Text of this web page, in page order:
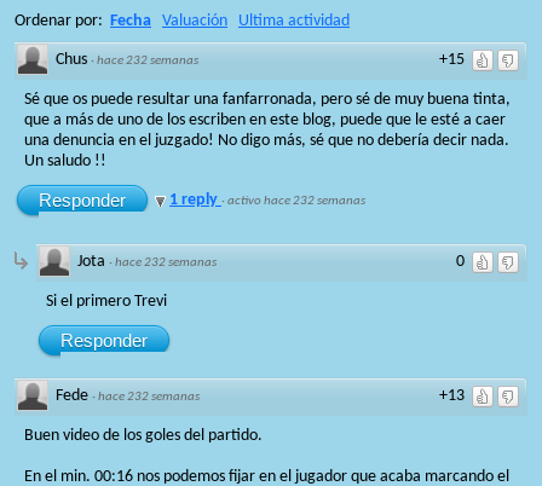
Ordenar por: Fecha Valuación Ultima actividad
+15
Chus ·hace 232 semanas
Sé que os puede resultar una fanfarronada, pero sé de muy buena tinta,
que a más de uno de los escriben en este blog, puede que le esté a caer
una denuncia en el juzgado! No digo más, sé que no debería decir nada.
Un saludo !!
Responder 1 reply ·activo hace 232 semanas
0
Jota ·hace 232 semanas
Si el primero Trevi
Responder
+13
Fede ·hace 232 semanas
Buen video de los goles del partido.
En el min. 00:16 nos podemos fijar en el jugador que acaba marcando el